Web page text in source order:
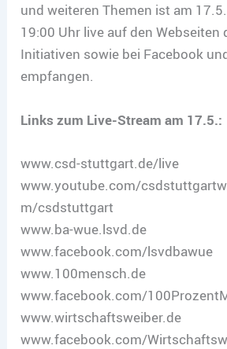
und weiteren Themen ist am
19:00 Uhr live auf den Webseiten
Initiativen sowie bei Facebook
empfangen.
Links zum Live-Stream am 17.5.:
www.csd-stuttgart.de/live
www.youtube.com/
m/csdstuttgart
www.ba-wue.lsvd.de
www.facebook.com/lsvdbawue
www.100mensch.de
www.facebook.com/
www.wirtschaftsweiber.de
www.facebook.com/